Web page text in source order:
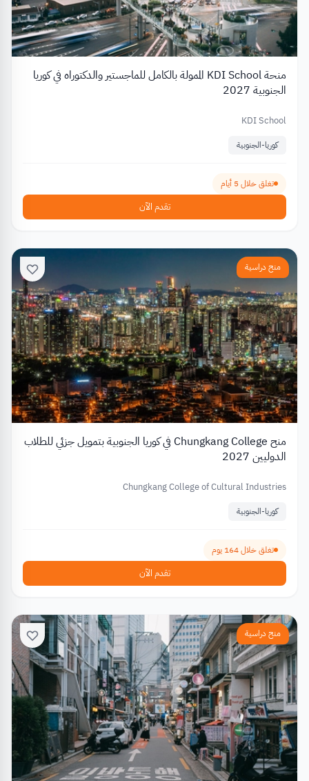
منحة KDI School الممولة بالكامل للماجستير والدكتوراه في كوريا
الجنوبية 2027
KDI School
كوريا-الجنوبية
تغلق خلال 5 أيام
تقدم الآن
منح دراسية
منح Chungkang College في كوريا الجنوبية بتمويل جزئي للطلاب
الدوليين 2027
Chungkang College of Cultural Industries
كوريا-الجنوبية
تغلق خلال 164 يوم
تقدم الآن
منح دراسية